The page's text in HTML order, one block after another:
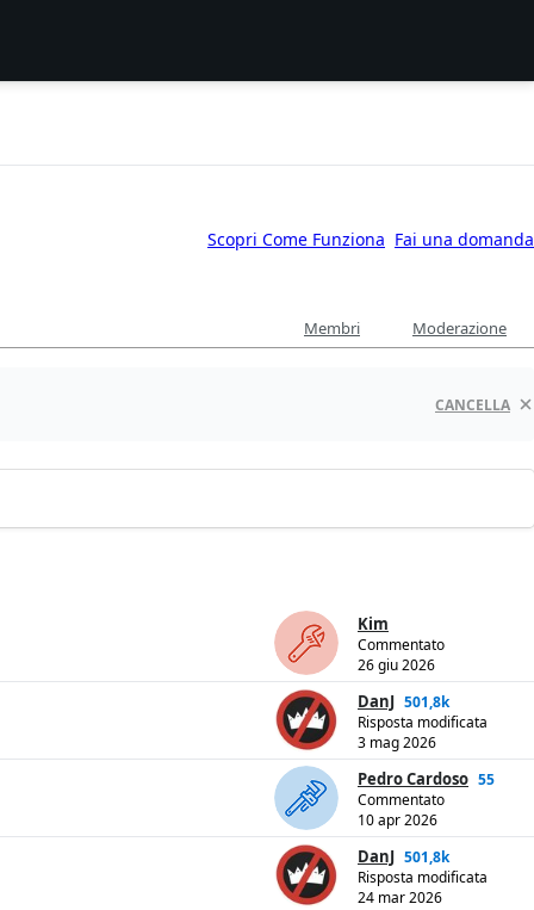
Scopri Come Funziona Fai una domanda
Membri Moderazione
CANCELLA
Kim
Commentato
26 giu 2026
DanJ 501,8k
Risposta modificata
3 mag 2026
Pedro Cardoso 55
Commentato
10 apr 2026
DanJ 501,8k
Risposta modificata
24 mar 2026